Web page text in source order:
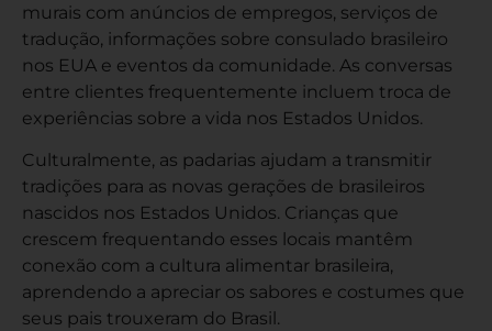
murais com anúncios de empregos, serviços de
tradução, informações sobre consulado brasileiro
nos EUA e eventos da comunidade. As conversas
entre clientes frequentemente incluem troca de
experiências sobre a vida nos Estados Unidos.
Culturalmente, as padarias ajudam a transmitir
tradições para as novas gerações de brasileiros
nascidos nos Estados Unidos. Crianças que
crescem frequentando esses locais mantêm
conexão com a cultura alimentar brasileira,
aprendendo a apreciar os sabores e costumes que
seus pais trouxeram do Brasil.